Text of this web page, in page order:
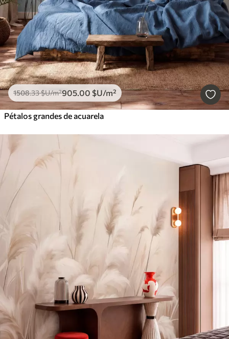
1508.33$U/m²905.00 $U/m²
Pétalos grandes de acuarela